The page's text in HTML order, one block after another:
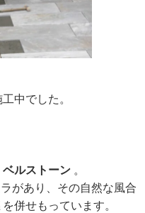
工中でした。
ベルストーン 。
があり、その自然な風合
を併せもっています。